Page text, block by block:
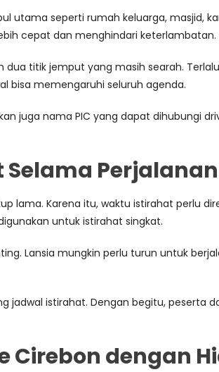
utama seperti rumah keluarga, masjid,
cepat dan menghindari keterlambatan.
dua titik jemput yang masih searah.
bisa memengaruhi seluruh agenda.
juga nama PIC yang dapat dihubungi
Perjalanan
lama. Karena itu, waktu istirahat perlu
untuk istirahat singkat.
Lansia mungkin perlu turun untuk
jadwal istirahat. Dengan begitu,
Cirebon dengan